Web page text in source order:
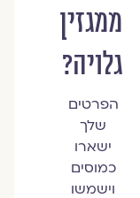
ממגזין
גלויה?
הפרטים
שלך
ישארו
כמוסים
וישמשו